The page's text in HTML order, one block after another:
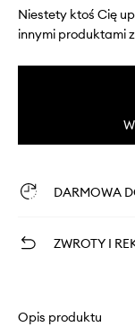
Niestety ktoś Cię
innymi produktami
DARMOWA
ZWROTY I
Opis produktu